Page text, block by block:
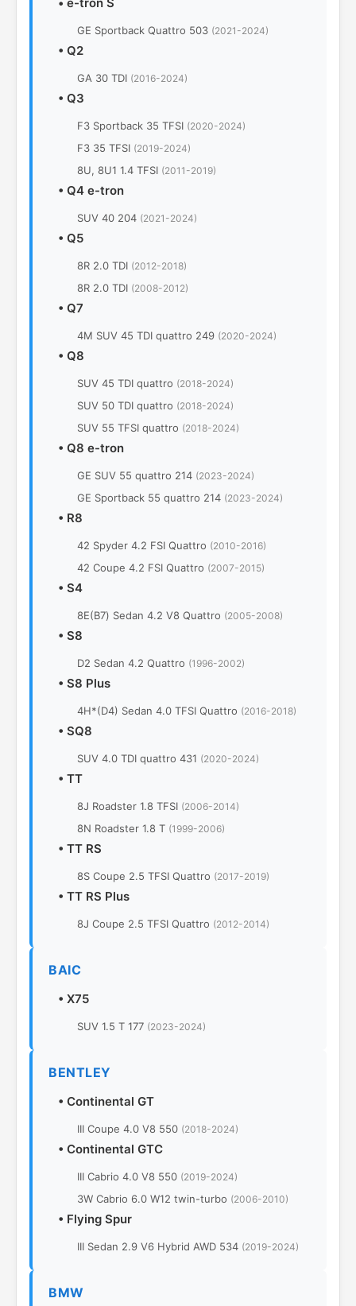
• e-tron S
GE Sportback Quattro 503 (2021-2024)
• Q2
GA 30 TDI (2016-2024)
• Q3
F3 Sportback 35 TFSI (2020-2024)
F3 35 TFSI (2019-2024)
8U, 8U1 1.4 TFSI (2011-2019)
• Q4 e-tron
SUV 40 204 (2021-2024)
• Q5
8R 2.0 TDI (2012-2018)
8R 2.0 TDI (2008-2012)
• Q7
4M SUV 45 TDI quattro 249 (2020-2024)
• Q8
SUV 45 TDI quattro (2018-2024)
SUV 50 TDI quattro (2018-2024)
SUV 55 TFSI quattro (2018-2024)
• Q8 e-tron
GE SUV 55 quattro 214 (2023-2024)
GE Sportback 55 quattro 214 (2023-2024)
• R8
42 Spyder 4.2 FSI Quattro (2010-2016)
42 Coupe 4.2 FSI Quattro (2007-2015)
• S4
8Е(B7) Sedan 4.2 V8 Quattro (2005-2008)
• S8
D2 Sedan 4.2 Quattro (1996-2002)
• S8 Plus
4H*(D4) Sedan 4.0 TFSI Quattro (2016-2018)
• SQ8
SUV 4.0 TDI quattro 431 (2020-2024)
• TT
8J Roadster 1.8 TFSI (2006-2014)
8N Roadster 1.8 T (1999-2006)
• TT RS
8S Coupe 2.5 TFSI Quattro (2017-2019)
• TT RS Plus
8J Coupe 2.5 TFSI Quattro (2012-2014)
BAIC
• X75
SUV 1.5 T 177 (2023-2024)
BENTLEY
• Continental GT
III Coupe 4.0 V8 550 (2018-2024)
• Continental GTC
III Cabrio 4.0 V8 550 (2019-2024)
3W Cabrio 6.0 W12 twin-turbo (2006-2010)
• Flying Spur
III Sedan 2.9 V6 Hybrid AWD 534 (2019-2024)
BMW